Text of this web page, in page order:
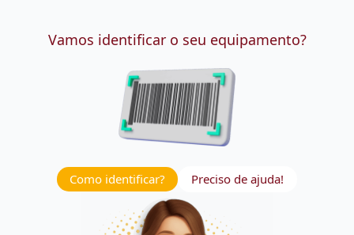
Vamos identificar o seu equipamento?
Como identificar? Preciso de ajuda!